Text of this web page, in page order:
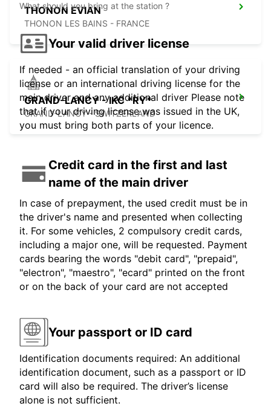
THONON EVIAN
THONON LES BAINS - FRANCE
GRAND-LANCY - IKC *RY*
GRAND-LANCY - SWITZERLAND
What should you bring at the station ?
Your valid driver license
If needed - an official translation of your driving
license or an international driving license for the
main driver and any additional driver Please note
that if your driving license was issued in the UK,
you must bring both parts of your licence.
Credit card in the first and last
name of the main driver
In case of prepayment, the used credit must be in
the driver's name and presented when collecting
it. For some vehicles, 2 compulsory credit cards,
including a major one, will be requested. Payment
cards bearing the words "debit card", "prepaid",
"electron", "maestro", "ecard" printed on the front
or on the back of your card are not accepted
Your passport or ID card
Identification documents required: An additional
identification document, such as a passport or ID
card will also be required. The driver’s license
alone is not sufficient.